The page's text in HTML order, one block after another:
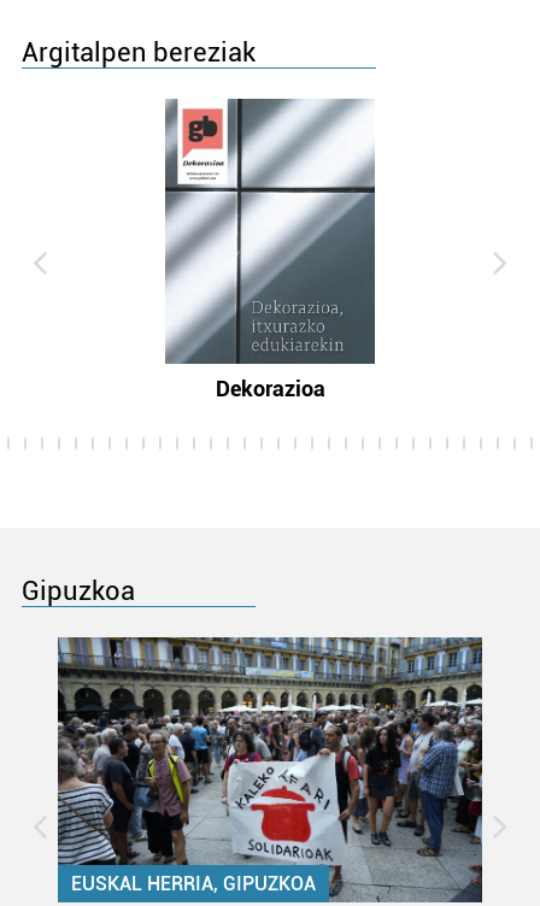
Argitalpen bereziak
Dekorazioa
Gipuzkoa
EUSKAL HERRIA, GIPUZKOA